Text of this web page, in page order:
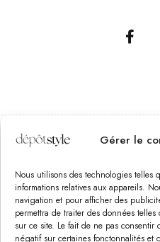
Gérer le
Nous utilisons des technologies telles
informations relatives aux appareils.
navigation et pour afficher des
permettra de traiter des données
sur ce site. Le fait de ne pas
négatif sur certaines fonctonnalités et
Heures d’ouverture
Lundi – Samedi :10:00
Vendredi :10:00-13:00
Dimanche :12:00-18:00